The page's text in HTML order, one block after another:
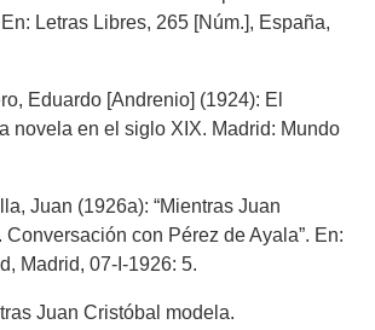
Letras Libres, 265 [Núm.], España,
Eduardo [Andrenio] (1924): El
novela en el siglo XIX. Madrid: Mundo
Juan (1926a): “Mientras Juan
con Pérez de Ayala”. En:
Madrid, 07-I-1926: 5.
Juan Cristóbal modela.